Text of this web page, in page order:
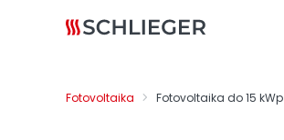
Fotovoltaika Fotovoltaika do 15 kWp